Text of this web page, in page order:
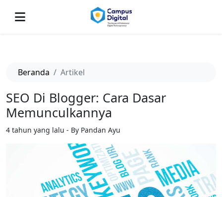
Beranda Artikel
SEO Di Blogger: Cara Dasar
Memunculkannya
4 tahun yang lalu - By Pandan Ayu